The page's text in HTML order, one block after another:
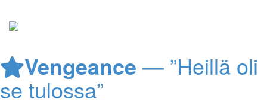
Vengeance — ”Heillä oli
se tulossa”